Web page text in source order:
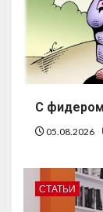
С
05.08.2026
СТАТЬИ